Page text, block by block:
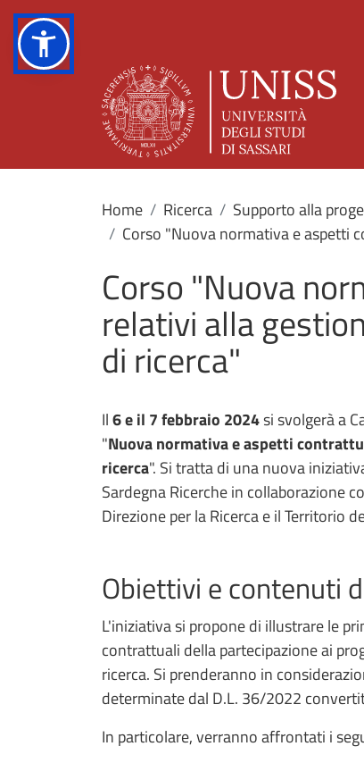
Home Ricerca Supporto alla
Corso "Nuova normativa e aspetti
Corso "Nuova
relativi alla
di ricerca"
Il6 e il 7 febbraio 2024si svolgerà a
"Nuova normativa e aspetti
ricerca". Si tratta di una nuova
Sardegna Ricerche in collaborazione
Direzione per la Ricerca e il Territorio
Obiettivi e contenuti
L'iniziativa si propone di illustrare le
contrattuali della partecipazione ai
ricerca. Si prenderanno in
determinate dal D.L. 36/2022
In particolare, verranno affrontati i